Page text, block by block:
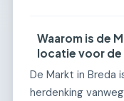
Waarom is de
locatie voor de
De Markt in Breda
herdenking